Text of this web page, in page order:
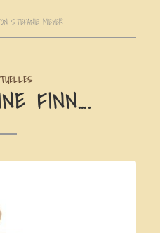
STEFANIE MEYER
FINN….